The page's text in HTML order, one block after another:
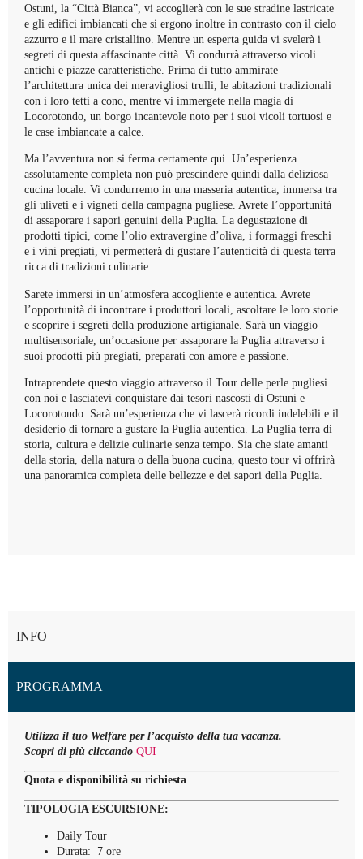
Ostuni, la “Città Bianca”, vi accoglierà con le sue stradine lastricate
e gli edifici imbiancati che si ergono inoltre in contrasto con il cielo
azzurro e il mare cristallino. Mentre un esperta guida vi svelerà i
segreti di questa affascinante città. Vi condurrà attraverso vicoli
antichi e piazze caratteristiche. Prima di tutto ammirate
l’architettura unica dei meravigliosi trulli, le abitazioni tradizionali
con i loro tetti a cono, mentre vi immergete nella magia di
Locorotondo, un borgo incantevole noto per i suoi vicoli tortuosi e
le case imbiancate a calce.
Ma l’avventura non si ferma certamente qui. Un’esperienza
assolutamente completa non può prescindere quindi dalla deliziosa
cucina locale. Vi condurremo in una masseria autentica, immersa tra
gli uliveti e i vigneti della campagna pugliese. Avrete l’opportunità
di assaporare i sapori genuini della Puglia. La degustazione di
prodotti tipici, come l’olio extravergine d’oliva, i formaggi freschi
e i vini pregiati, vi permetterà di gustare l’autenticità di questa terra
ricca di tradizioni culinarie.
Sarete immersi in un’atmosfera accogliente e autentica. Avrete
l’opportunità di incontrare i produttori locali, ascoltare le loro storie
e scoprire i segreti della produzione artigianale. Sarà un viaggio
multisensoriale, un’occasione per assaporare la Puglia attraverso i
suoi prodotti più pregiati, preparati con amore e passione.
Intraprendete questo viaggio attraverso il Tour delle perle pugliesi
con noi e lasciatevi conquistare dai tesori nascosti di Ostuni e
Locorotondo. Sarà un’esperienza che vi lascerà ricordi indelebili e il
desiderio di tornare a gustare la Puglia autentica. La Puglia terra di
storia, cultura e delizie culinarie senza tempo. Sia che siate amanti
della storia, della natura o della buona cucina, questo tour vi offrirà
una panoramica completa delle bellezze e dei sapori della Puglia.
INFO
PROGRAMMA
Utilizza il tuo Welfare per l’acquisto della tua vacanza.
Scopri di più cliccando QUI
Quota e disponibilità su richiesta
TIPOLOGIA ESCURSIONE:
Daily Tour
Durata: 7 ore